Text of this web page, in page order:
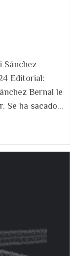
Sánchez
Editorial:
Bernal le
Se ha sacado…